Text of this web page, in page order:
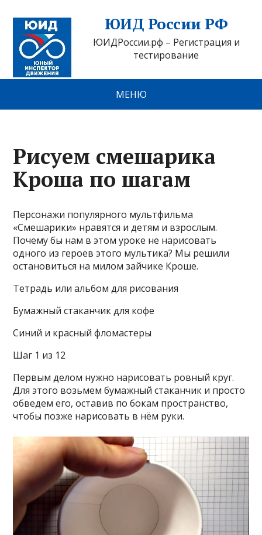
ЮИД России РФ
ЮИДРоссии.рф – Регистрация и
тестирование
МЕНЮ
Рисуем смешарика
Кроша по шагам
Персонажи популярного мультфильма
«Смешарики» нравятся и детям и взрослым.
Почему бы нам в этом уроке не нарисовать
одного из героев этого мультика? Мы решили
остановиться на милом зайчике Кроше.
Тетрадь или альбом для рисования
Бумажный стаканчик для кофе
Синий и красный фломастеры
Шаг 1 из 12
Первым делом нужно нарисовать ровный круг.
Для этого возьмем бумажный стаканчик и просто
обведем его, оставив по бокам пространство,
чтобы позже нарисовать в нём руки.